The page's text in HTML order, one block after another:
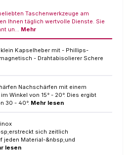
Taschenwerkzeuge am
Ihnen täglich wertvolle Dienste. Sie
un… Mehr
klein Kapselheber mit - Phillips-
- Drahtabisolierer Schere
Nachschärfen mit einem
Winkel von 15° - 20°. Dies ergibt
30 - 40°. Mehr lesen
sich zeitlich
jeden Material-&nbsp;und
lesen